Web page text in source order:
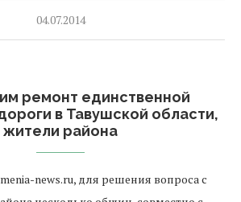
04.07.2014
ремонт единственной
в Тавушской области,
жители района
news.ru, для решения вопроса с